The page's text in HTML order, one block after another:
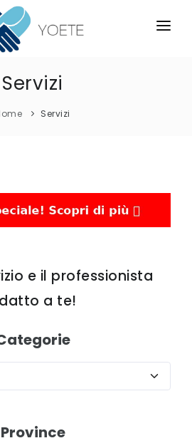
Servizi
Servizi
e il professionista
a te!
Province